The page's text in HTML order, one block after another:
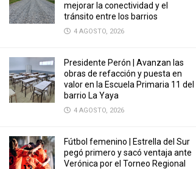
mejorar la conectividad y el
tránsito entre los barrios
4 AGOSTO, 2026
Presidente Perón | Avanzan las
obras de refacción y puesta en
valor en la Escuela Primaria 11 del
barrio La Yaya
4 AGOSTO, 2026
Fútbol femenino | Estrella del Sur
pegó primero y sacó ventaja ante
Verónica por el Torneo Regional